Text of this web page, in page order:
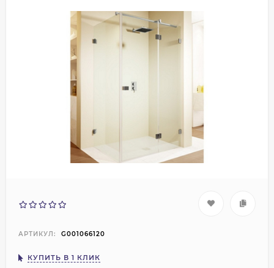
АРТИКУЛ: G001066120
КУПИТЬ В 1 КЛИК